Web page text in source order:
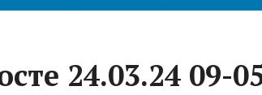
24.03.24 09-